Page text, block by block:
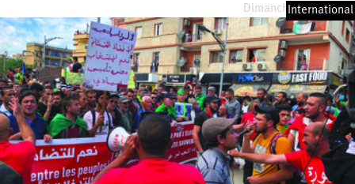
Dimanche 8 mai 2022
International